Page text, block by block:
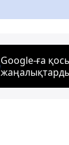
Google-ға